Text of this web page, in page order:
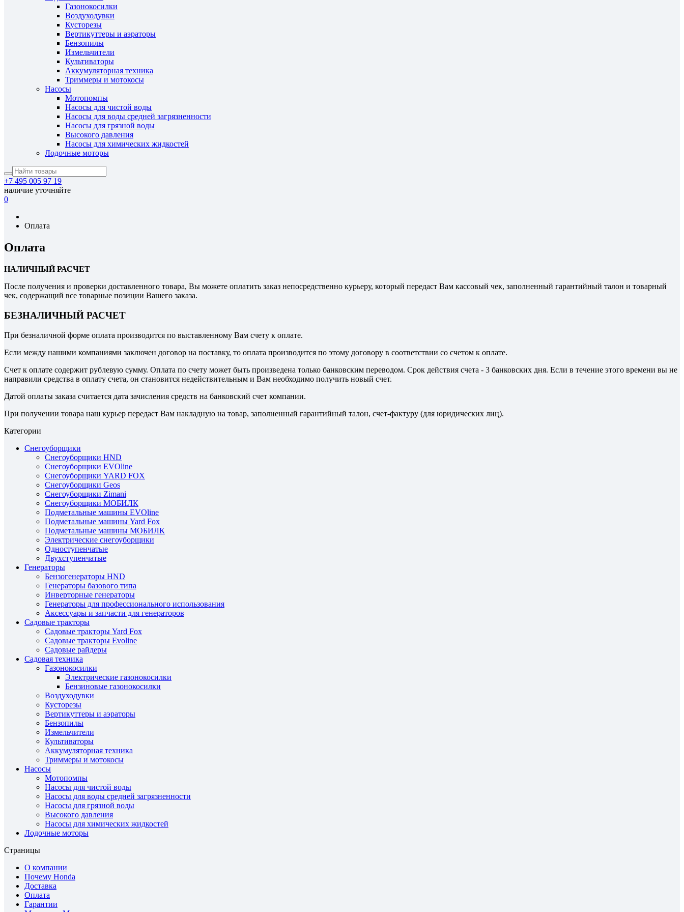
Газонокосилки
Воздуходувки
Кусторезы
Вертикуттеры и аэраторы
Бензопилы
Измельчители
Культиваторы
Аккумуляторная техника
Триммеры и мотокосы
Насосы
Мотопомпы
Насосы для чистой воды
Насосы для воды средней загрязненности
Насосы для грязной воды
Высокого давления
Насосы для химических жидкостей
Лодочные моторы
+7 495 005 97 19
наличие уточняйте
0
Оплата
Оплата
НАЛИЧНЫЙ РАСЧЕТ
После получения и проверки доставленного товара, Вы можете оплатить заказ непосредственно курьеру, который передаст Вам кассовый чек, заполненный гарантийный талон и товарный
чек, содержащий все товарные позиции Вашего заказа.
БЕЗНАЛИЧНЫЙ РАСЧЕТ
При безналичной форме оплата производится по выставленному Вам счету к оплате.
Если между нашими компаниями заключен договор на поставку, то оплата производится по этому договору в соответствии со счетом к оплате.
Счет к оплате содержит рублевую сумму. Оплата по счету может быть произведена только банковским переводом. Срок действия счета - 3 банковских дня. Если в течение этого времени вы не
направили средства в оплату счета, он становится недействительным и Вам необходимо получить новый счет.
Датой оплаты заказа считается дата зачисления средств на банковский счет компании.
При получении товара наш курьер передаст Вам накладную на товар, заполненный гарантийный талон, счет-фактуру (для юридических лиц).
Категории
Снегоуборщики
Снегоуборщики HND
Снегоуборщики EVOline
Снегоуборщики YARD FOX
Снегоуборщики Geos
Снегоуборщики Zimani
Снегоуборщики МОБИЛК
Подметальные машины EVOline
Подметальные машины Yard Fox
Подметальные машины МОБИЛК
Электрические снегоуборщики
Одноступенчатые
Двухступенчатые
Генераторы
Бензогенераторы HND
Генераторы базового типа
Инверторные генераторы
Генераторы для профессионального использования
Аксессуары и запчасти для генераторов
Садовые тракторы
Садовые тракторы Yard Fox
Садовые тракторы Evoline
Садовые райдеры
Садовая техника
Газонокосилки
Электрические газонокосилки
Бензиновые газонокосилки
Воздуходувки
Кусторезы
Вертикуттеры и аэраторы
Бензопилы
Измельчители
Культиваторы
Аккумуляторная техника
Триммеры и мотокосы
Насосы
Мотопомпы
Насосы для чистой воды
Насосы для воды средней загрязненности
Насосы для грязной воды
Высокого давления
Насосы для химических жидкостей
Лодочные моторы
Страницы
О компании
Почему Honda
Доставка
Оплата
Гарантии